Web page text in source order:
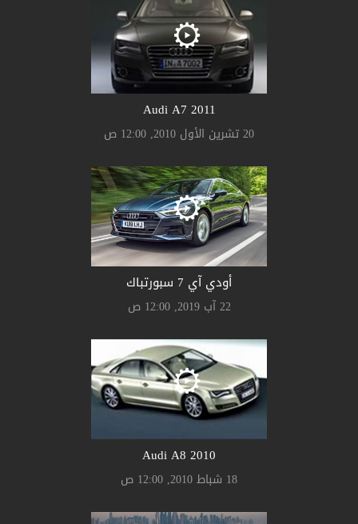
Audi A7 2011
20 تشرين الأول 2010, 12:00 ص
أودي آي 7 سبورتباك
22 آب 2019, 12:00 ص
Audi A8 2010
18 شباط 2010, 12:00 ص